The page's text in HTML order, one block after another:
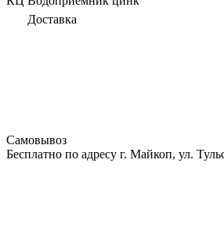
Доставка
Самовывоз
Бесплатно по адресу г. Майкоп, ул.